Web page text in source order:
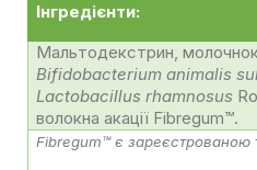
Інгредієнти:
Мальтодекстрин,
Bifidobacterium animalis
Lactobacillus rhamnosus
волокна акації Fibregum™.
Fibregum™ є